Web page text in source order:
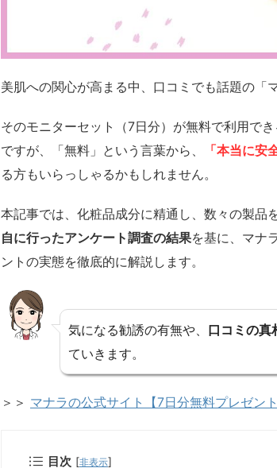
美肌への関心が高まる中、口コミでも話題の「
そのモニターセット（7日分）が無料で利用で
ですが、「無料」という言葉から、
「本当に安
る方もいらっしゃるかもしれません。
本記事では、化粧品成分に精通し、数々の製品
自に行ったアンケート調査の結果を基に、マナ
ントの実態を徹底的に解説します。
気になる勧誘の有無や、 口コミの真
ていきます。
＞＞ マナラの公式サイト【7日分無料プレゼント
目次 [非表示]